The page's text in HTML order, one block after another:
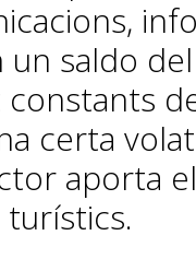
saldo del
certa
aporta